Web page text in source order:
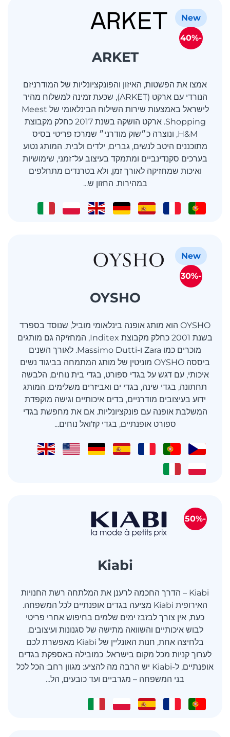
ARKET
אמצו את הפשטות, האיזון והפונקציונליות של המודרניזם
הנורדי עם ארקט (ARKET), שכעת זמינה למשלוח מהיר
לישראל באמצעות שירות השילוח הבינלאומי של Meest
Shopping. ארקט הושקה בשנת 2017 כחלק מקבוצת
H&M, ונוצרה כ״שוק מודרני״ שמרכז פריטי בסיס
מתוכננים היטב לנשים, גברים, ילדים ולבית. המותג נטוע
בערכים סקנדינביים ומתמקד בעיצוב על־זמני, שימושיות
ואיכות שמחזיקה לאורך זמן, ולא בטרנדים מתחלפים
במהירות. החזון ש...
New
-40%
OYSHO
OYSHO הוא מותג אופנה בינלאומי מוביל, שנוסד בספרד
בשנת 2001 כחלק מקבוצת Inditex, המחזיקה גם מותגים
מוכרים כמו Zara ו-Massimo Dutti. לאורך השנים
ביססה OYSHO מוניטין של מותג המתמחה בביגוד נשים
איכותי, עם דגש על בגדי ספורט, בגדי בית נוחים, הלבשה
תחתונה, בגדי שינה, בגדי ים ואביזרים משלימים. המותג
ידוע בעיצובים מודרניים, בדים איכותיים וגישה מוקפדת
המשלבת אופנה עם פונקציונליות. אם את מחפשת בגדי
ספורט אופנתיים, בגדי קז'ואל נוחים...
New
-30%
Kiabi
Kiabi – הדרך החכמה לרענן את המלתחה רשת החנויות
האירופית Kiabi מציעה בגדים אופנתיים לכל המשפחה.
כעת, אין צורך לבזבז ימים שלמים בחיפוש אחרי פריטי
לבוש איכותיים והשוואה מתישה של סגנונות ועיצובים.
בלחיצה אחת, חנות האונליין של Kiabi מאפשרת לכם
לערוך קניות מכל מקום בישראל. כמובילה באספקת בגדים
אופנתיים, ל-Kiabi יש הרבה מה להציע: מגוון רחב: הכל לכל
בני המשפחה – מגרביים ועד כובעים, הל...
-50%